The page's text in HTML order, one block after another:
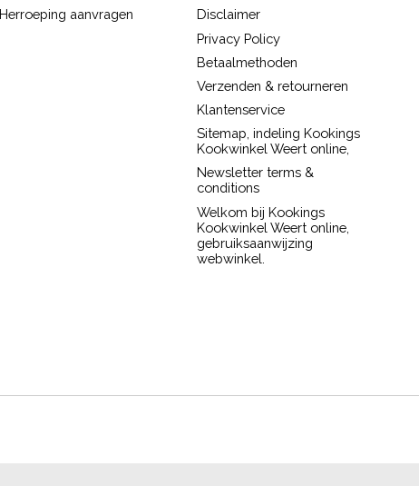
Herroeping aanvragen
Disclaimer
Privacy Policy
Betaalmethoden
Verzenden & retourneren
Klantenservice
Sitemap, indeling Kookings
Kookwinkel Weert online,
Newsletter terms &
conditions
Welkom bij Kookings
Kookwinkel Weert online,
gebruiksaanwijzing
webwinkel.